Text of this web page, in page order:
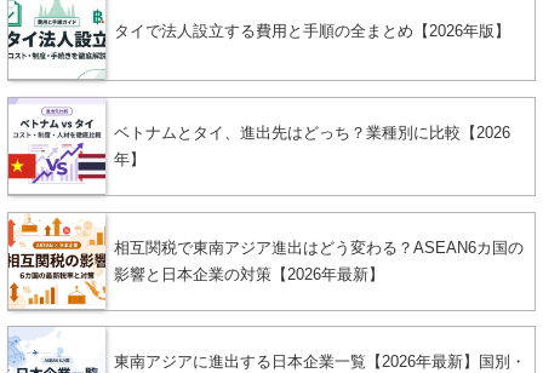
タイで法人設立する費用と手順の全まとめ【2026年版】
ベトナムとタイ、進出先はどっち？業種別に比較【2026
年】
相互関税で東南アジア進出はどう変わる？ASEAN6カ国の
影響と日本企業の対策【2026年最新】
東南アジアに進出する日本企業一覧【2026年最新】国別・